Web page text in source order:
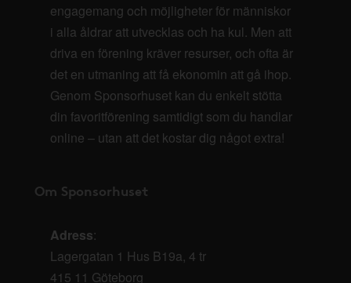
engagemang och möjligheter för människor
i alla åldrar att utvecklas och ha kul. Men att
driva en förening kräver resurser, och ofta är
det en utmaning att få ekonomin att gå ihop.
Genom Sponsorhuset kan du enkelt stötta
din favoritförening samtidigt som du handlar
online – utan att det kostar dig något extra!
Om Sponsorhuset
Adress:
Lagergatan 1 Hus B19a, 4 tr
415 11 Göteborg